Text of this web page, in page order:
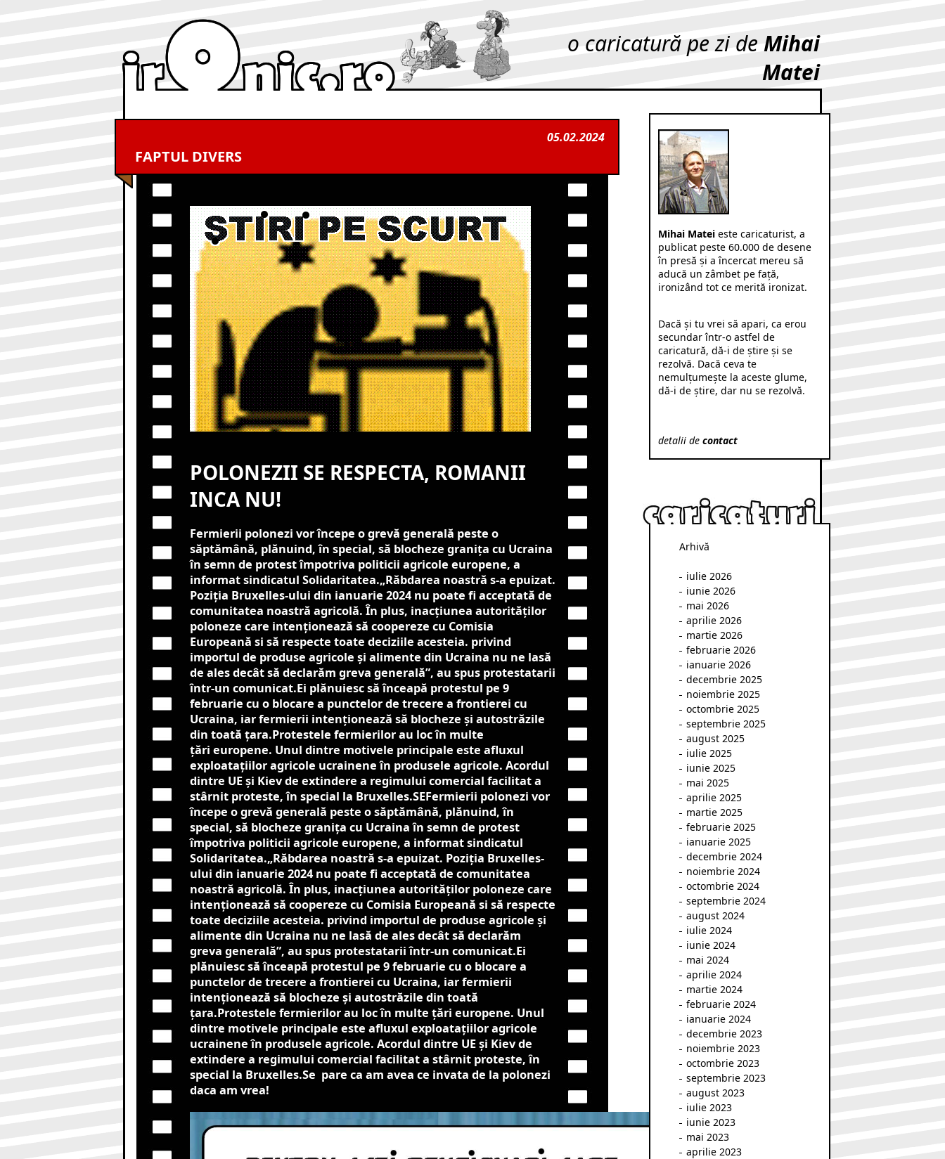
o caricatură pe zi deMihai
Matei
05.02.2024
FAPTUL DIVERS
POLONEZII SE RESPECTA, ROMANII
INCA NU!
Fermierii polonezi vor începe o grevă generală peste o
săptămână, plănuind, în special, să blocheze granița cu Ucraina
în semn de protest împotriva politicii agricole europene, a
informat sindicatul Solidaritatea.„Răbdarea noastră s-a epuizat.
Poziția Bruxelles-ului din ianuarie 2024 nu poate fi acceptată de
comunitatea noastră agricolă. În plus, inacțiunea autorităților
poloneze care intenționează să coopereze cu Comisia
Europeană si să respecte toate deciziile acesteia. privind
importul de produse agricole și alimente din Ucraina nu ne lasă
de ales decât să declarăm greva generală”, au spus protestatarii
într-un comunicat.Ei plănuiesc să înceapă protestul pe 9
februarie cu o blocare a punctelor de trecere a frontierei cu
Ucraina, iar fermierii intenționează să blocheze și autostrăzile
din toată țara.Protestele fermierilor au loc în multe
țări europene. Unul dintre motivele principale este afluxul
exploatațiilor agricole ucrainene în produsele agricole. Acordul
dintre UE și Kiev de extindere a regimului comercial facilitat a
stârnit proteste, în special la Bruxelles.SEFermierii polonezi vor
începe o grevă generală peste o săptămână, plănuind, în
special, să blocheze granița cu Ucraina în semn de protest
împotriva politicii agricole europene, a informat sindicatul
Solidaritatea.„Răbdarea noastră s-a epuizat. Poziția Bruxelles-
ului din ianuarie 2024 nu poate fi acceptată de comunitatea
noastră agricolă. În plus, inacțiunea autorităților poloneze care
intenționează să coopereze cu Comisia Europeană si să respecte
toate deciziile acesteia. privind importul de produse agricole și
alimente din Ucraina nu ne lasă de ales decât să declarăm
greva generală”, au spus protestatarii într-un comunicat.Ei
plănuiesc să înceapă protestul pe 9 februarie cu o blocare a
punctelor de trecere a frontierei cu Ucraina, iar fermierii
intenționează să blocheze și autostrăzile din toată
țara.Protestele fermierilor au loc în multe țări europene. Unul
dintre motivele principale este afluxul exploatațiilor agricole
ucrainene în produsele agricole. Acordul dintre UE și Kiev de
extindere a regimului comercial facilitat a stârnit proteste, în
special la Bruxelles.Se pare ca am avea ce invata de la polonezi
daca am vrea!
Mihai Matei este caricaturist, a
publicat peste 60.000 de desene
în presă şi a încercat mereu să
aducă un zâmbet pe faţă,
ironizând tot ce merită ironizat.
Dacă şi tu vrei să apari, ca erou
secundar într-o astfel de
caricatură, dă-i de ştire şi se
rezolvă. Dacă ceva te
nemulţumeşte la aceste glume,
dă-i de ştire, dar nu se rezolvă.
detalii de contact
Arhivă
iulie 2026
iunie 2026
mai 2026
aprilie 2026
martie 2026
februarie 2026
ianuarie 2026
decembrie 2025
noiembrie 2025
octombrie 2025
septembrie 2025
august 2025
iulie 2025
iunie 2025
mai 2025
aprilie 2025
martie 2025
februarie 2025
ianuarie 2025
decembrie 2024
noiembrie 2024
octombrie 2024
septembrie 2024
august 2024
iulie 2024
iunie 2024
mai 2024
aprilie 2024
martie 2024
februarie 2024
ianuarie 2024
decembrie 2023
noiembrie 2023
octombrie 2023
septembrie 2023
august 2023
iulie 2023
iunie 2023
mai 2023
aprilie 2023